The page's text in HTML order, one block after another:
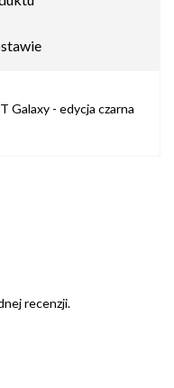
Galaxy - edycja czarna
recenzji.